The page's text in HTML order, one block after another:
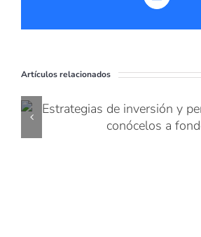
electrónico
Artículos relacionados